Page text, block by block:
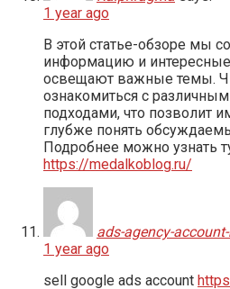
1 year ago
В этой статье-обзоре мы
информацию и
освещают важные темы.
ознакомиться с
подходами, что позволит
глубже понять
Подробнее можно узнать
https://medalkoblog.ru/
ads-agency-
1 year ago
sell google ads account